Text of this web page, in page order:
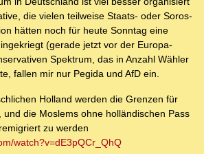
die vielen teilweise Staats- oder Soros-
hätten noch für heute Sonntag eine
(gerade jetzt vor der Europa-
Spektrum, das in Anzahl Wähler
fallen mir nur Pegida und AfD ein.
Holland werden die Grenzen für
und die Moslems ohne holländischen Pass
zu werden
watch?v=dE3pQCr_QhQ